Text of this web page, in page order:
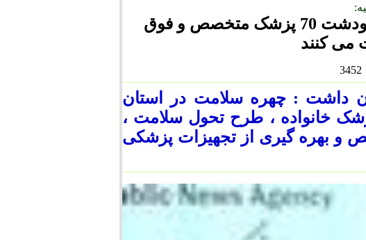
با تحول در حوزه سلامت امروز در مرودشت 70 پزشک متخصص و فوق
می کنند
3452
داشت : چهره سلامت در استان
خانواده ، طرح تحول سلامت ،
و بهره گیری از تجهیزات پزشکی